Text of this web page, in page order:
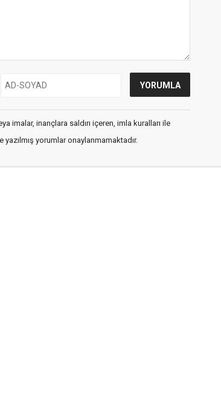
imalar, inançlara saldırı içeren, imla kuralları ile
yorumlar onaylanmamaktadır.